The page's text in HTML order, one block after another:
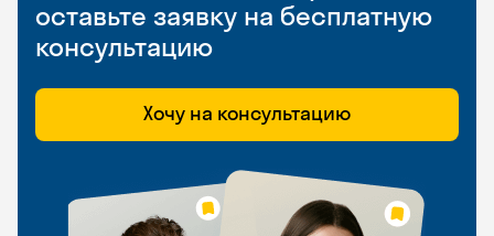
оставьте заявку на бесплатную
консультацию
Хочу на консультацию